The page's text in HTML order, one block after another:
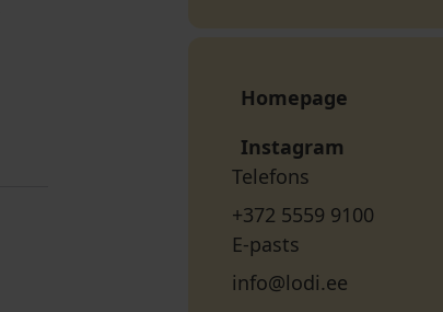
Homepage
Instagram
Telefons
+372 5559 9100
E-pasts
info@lodi.ee